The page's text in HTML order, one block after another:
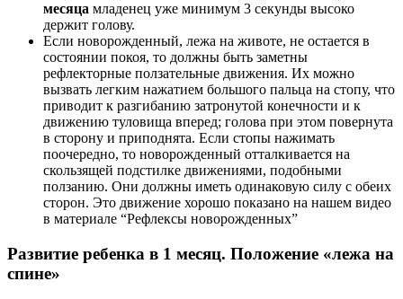
месяца младенец уже минимум 3 секунды высоко
держит голову.
Если новорожденный, лежа на животе, не остается в
состоянии покоя, то должны быть заметны
рефлекторные ползательные движения. Их можно
вызвать легким нажатием большого пальца на стопу, что
приводит к разгибанию затронутой конечности и к
движению туловища вперед; голова при этом повернута
в сторону и приподнята. Если стопы нажимать
поочередно, то новорожденный отталкивается на
скользящей подстилке движениями, подобными
ползанию. Они должны иметь одинаковую силу с обеих
сторон. Это движение хорошо показано на нашем видео
в материале “Рефлексы новорожденных”
Развитие ребенка в 1 месяц. Положение «лежа на
спине»